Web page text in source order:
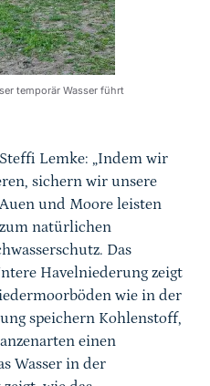
temporär Wasser führt
Lemke: „Indem wir
sichern wir unsere
und Moore leisten
natürlichen
Das
Havelniederung zeigt
wie in der
speichern Kohlenstoff,
einen
Wasser in der